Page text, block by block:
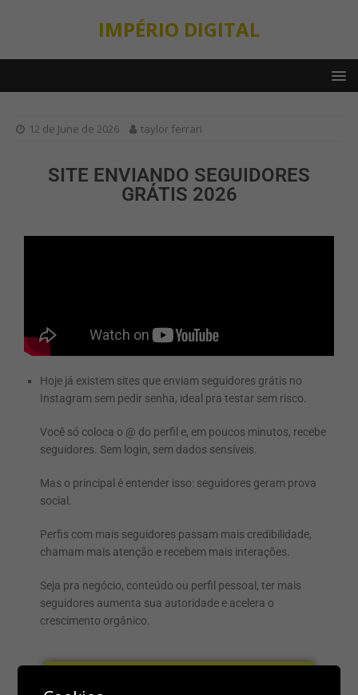
IMPÉRIO DIGITAL
12 de June de 2026 taylor ferrari
SITE ENVIANDO SEGUIDORES
GRÁTIS 2026
Hoje já existem sites que enviam seguidores grátis no
Instagram sem pedir senha, ideal pra testar sem risco.
Você só coloca o @ do perfil e, em poucos minutos, recebe
seguidores. Sem login, sem dados sensíveis.
Mas o principal é entender isso: seguidores geram prova
social.
Perfis com mais seguidores passam mais credibilidade,
chamam mais atenção e recebem mais interações.
Seja pra negócio, conteúdo ou perfil pessoal, ter mais
seguidores aumenta sua autoridade e acelera o
crescimento orgânico.